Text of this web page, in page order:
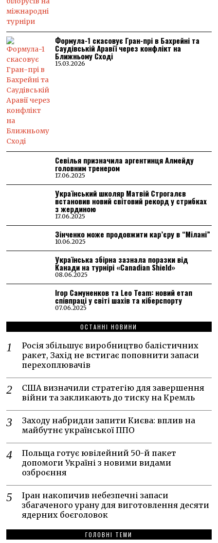
Формула-1 скасовує Гран-прі в Бахрейні та
Саудівській Аравії через конфлікт на
Ближньому Сході
15.03.2026
Севілья призначила аргентинця Алмейду
головним тренером
17.06.2025
Український школяр Матвій Строгалєв
встановив новий світовий рекорд у стрибках
з жердиною
17.06.2025
Зінченко може продовжити кар’єру в “Мілані”
10.06.2025
Українська збірна зазнала поразки від
Канади на турнірі «Canadian Shield»
08.06.2025
Ігор Самуненков та Leo Team: новий етап
співпраці у світі шахів та кіберспорту
07.06.2025
ОСТАННІ НОВИНИ
Росія збільшує виробництво балістичних
ракет, Захід не встигає поповнити запаси
перехоплювачів
США визначили стратегію для завершення
війни та закликають до тиску на Кремль
Заходу набридли запити Києва: вплив на
майбутнє української ППО
Польща готує ювілейний 50-й пакет
допомоги Україні з новими видами
озброєння
Іран накопичив небезпечні запаси
збагаченого урану для виготовлення десяти
ядерних боєголовок
ГОЛОВНІ ТЕМИ